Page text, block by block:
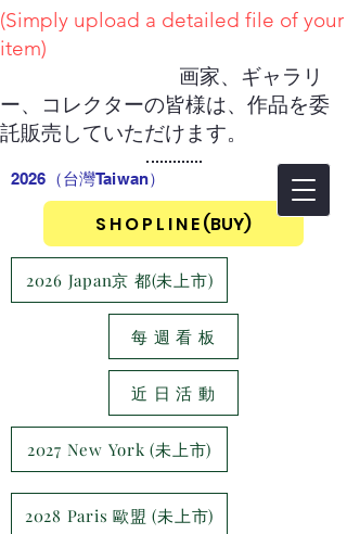
2026（台灣Taiwan）
S H O P L I N E (BUY)
2026 Japan京 都(未上市)
每 週 看 板
近 日 活 動
2027 New York (未上市)
2028 Paris 歐盟 (未上市)
(Simply upload a detailed file of your
item)
画家、ギャラリ
ー、コレクターの皆様は、作品を委
託販売していただけます。